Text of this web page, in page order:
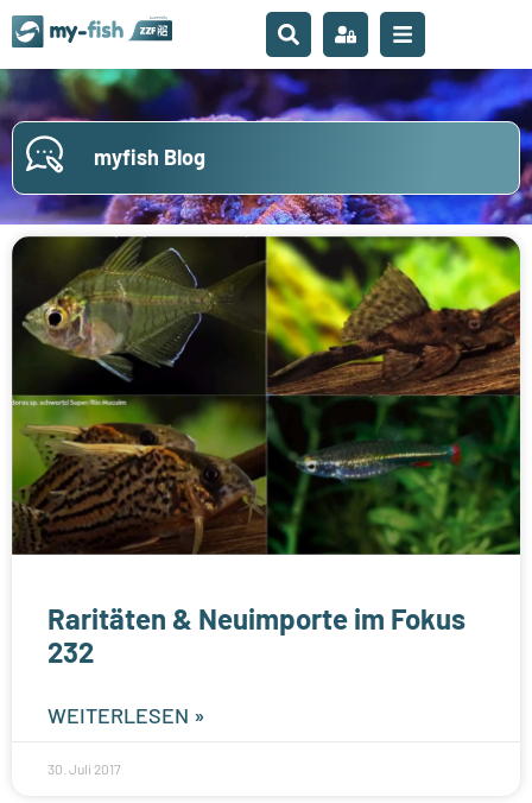
myfish Blog
Raritäten & Neuimporte im Fokus
232
WEITERLESEN »
30. Juli 2017